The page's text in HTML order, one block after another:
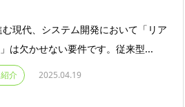
現代、システム開発において「リア
は欠かせない要件です。従来型...
介 2025.04.19